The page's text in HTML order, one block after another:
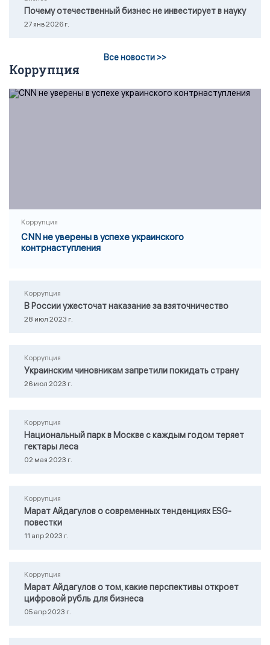
Почему отечественный бизнес не инвестирует в науку
27 янв 2026 г.
Все новости >>
Коррупция
Коррупция
CNN не уверены в успехе украинского
контрнаступления
Коррупция
В России ужесточат наказание за взяточничество
28 июл 2023 г.
Коррупция
Украинским чиновникам запретили покидать страну
26 июл 2023 г.
Коррупция
Национальный парк в Москве с каждым годом теряет
гектары леса
02 мая 2023 г.
Коррупция
Марат Айдагулов о современных тенденциях ESG-
повестки
11 апр 2023 г.
Коррупция
Марат Айдагулов о том, какие перспективы откроет
цифровой рубль для бизнеса
05 апр 2023 г.